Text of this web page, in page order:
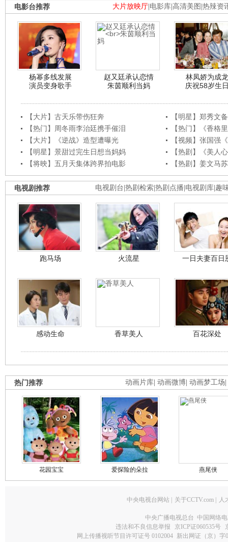
大片放映厅 电影库 高清美图 热辣资
电影台推荐
杨幂多线发展
演员变身歌手
赵又廷承认恋情
朱茵顺利当妈
林凤娇为成龙
庆祝58岁生
【大片】古天乐带伤狂奔
【明星】郑秀文
【热门】周冬雨李治廷携手催泪
【热门】《香格
【大片】《逆战》造型遭曝光
【视频】张国强
【明星】景甜过完生日想当妈妈
【热剧】《美人
【将映】五月天集体跨界拍电影
【热剧】姜文马
电视剧台 热剧检索 热剧点播 电视剧库 趣
电视剧推荐
跑马场 火流星 一日夫妻百日
感动生命 香草美人 百花深处
动画片库 动画微博 动画梦工场
热门推荐
花园宝宝 爱探险的朵拉 燕尾侠
中央电视台网站 关于CCTV.com 人
中央广播电视总台 中国网络
违法和不良信息举报
京ICP证060535号
网上传播视听节目许可证号 0102004 新出网证（京）